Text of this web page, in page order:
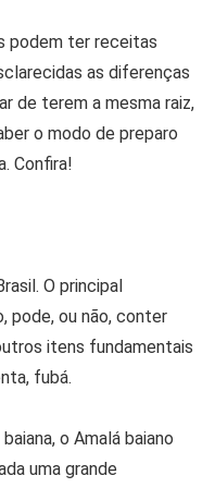
podem ter receitas
as diferenças
de terem a mesma raiz,
o modo de preparo
Confira!
O principal
pode, ou não, conter
itens fundamentais
fubá.
o Amalá baiano
uma grande